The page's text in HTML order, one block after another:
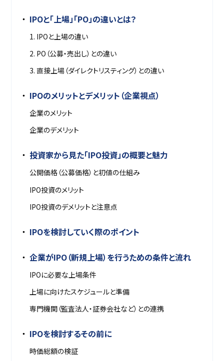
IPOと「上場」「PO」の違いとは？
1. IPOと上場の違い
2. PO（公募・売出し）との違い
3. 直接上場（ダイレクトリスティング）との違い
IPOのメリットとデメリット（企業視点）
企業のメリット
企業のデメリット
投資家から見た「IPO投資」の概要と魅力
公開価格（公募価格）と初値の仕組み
IPO投資のメリット
IPO投資のデメリットと注意点
IPOを検討していく際のポイント
企業がIPO（新規上場）を行うための条件と流れ
IPOに必要な上場条件
上場に向けたスケジュールと準備
専門機関（監査法人・証券会社など）との連携
IPOを検討するその前に
時価総額の検証